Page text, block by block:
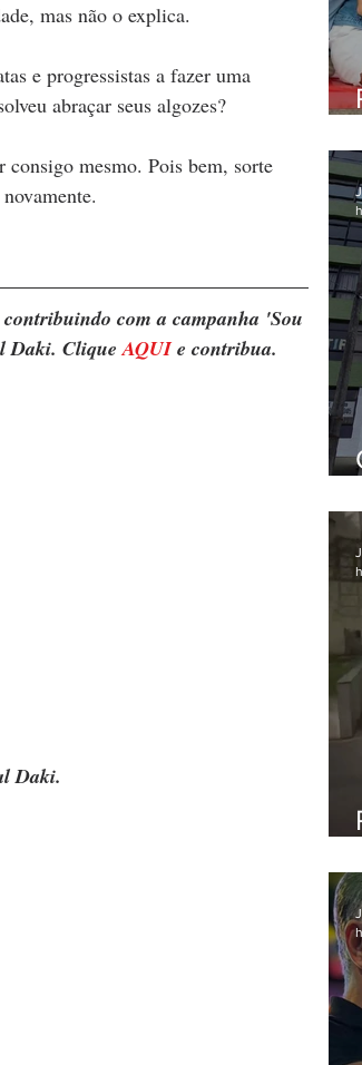
mas não o explica.
e progressistas a fazer uma
abraçar seus algozes?
mesmo. Pois bem, sorte
com a campanha 'Sou
Daki. Clique AQUI e contribua.
Daki.